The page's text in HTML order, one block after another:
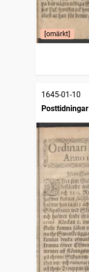
[omärkt]
1645-01-10
Posttidningar